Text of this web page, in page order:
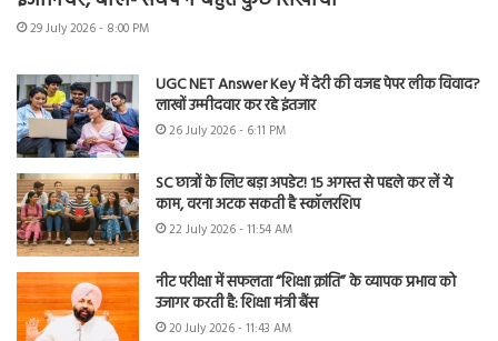
29 July 2026 - 8:00 PM
UGC NET Answer Key में देरी की वजह पेपर लीक विवाद?
लाखों उम्मीदवार कर रहे इंतजार
26 July 2026 - 6:11 PM
SC छात्रों के लिए बड़ा अपडेट! 15 अगस्त से पहले कर लें ये
काम, वरना अटक सकती है स्कॉलरशिप
22 July 2026 - 11:54 AM
नीट परीक्षा में सफलता “शिक्षा क्रांति” के व्यापक प्रभाव को
उजागर करती है: शिक्षा मंत्री बैंस
20 July 2026 - 11:43 AM